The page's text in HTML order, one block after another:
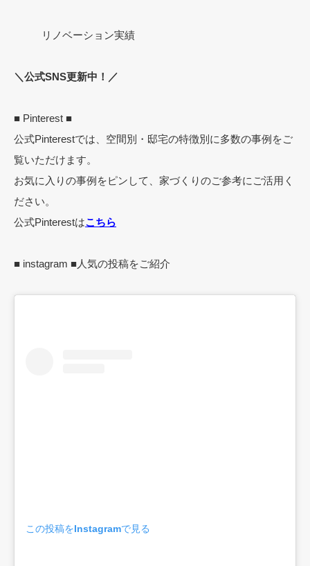
リノベーション実績
＼公式SNS更新中！／
■ Pinterest ■
公式Pinterestでは、空間別・邸宅の特徴別に多数の事例をご
覧いただけます。
お気に入りの事例をピンして、家づくりのご参考にご活用く
ださい。
公式Pinterestはこちら
■ instagram ■人気の投稿をご紹介
この投稿をInstagramで見る